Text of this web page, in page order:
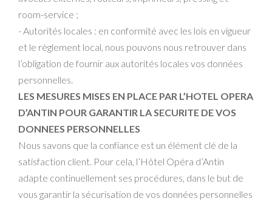
room-service ;
- Autorités locales : en conformité avec les lois en vigueur
et le règlement local, nous pouvons nous retrouver dans
l’obligation de fournir aux autorités locales vos données
personnelles.
LES MESURES MISES EN PLACE PAR L’HOTEL OPERA
D’ANTIN POUR GARANTIR LA SECURITE DE VOS
DONNEES PERSONNELLES
Nous savons que la confiance est un élément clé de la
satisfaction client. Pour cela, l’Hôtel Opéra d’Antin
adapte continuellement ses procédures, dans le but de
vous garantir la sécurisation de vos données personnelles